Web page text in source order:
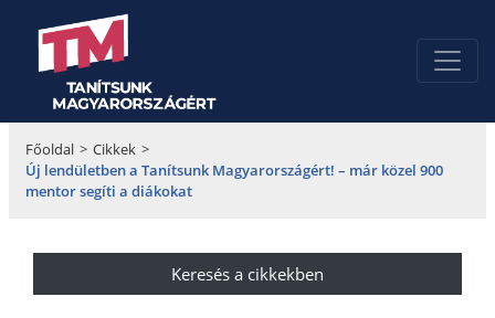
Főoldal > Cikkek >
Új lendületben a Tanítsunk Magyarországért! – már közel 900
mentor segíti a diákokat
Keresés a cikkekben